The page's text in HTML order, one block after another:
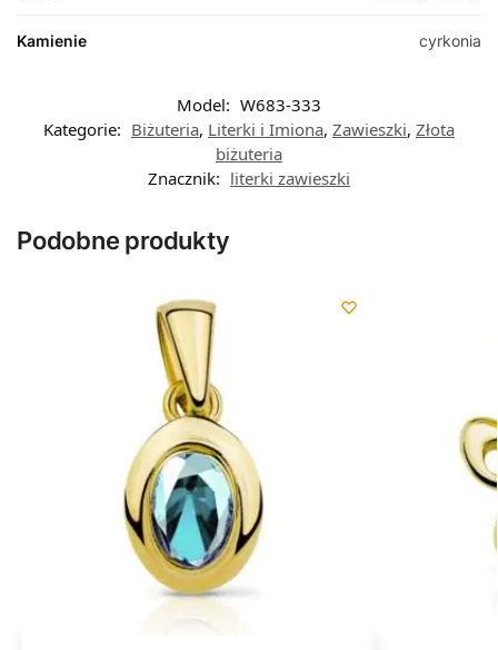
Kamienie cyrkonia
Model: W683-333
Kategorie: Biżuteria, Literki i Imiona, Zawieszki, Złota
biżuteria
Znacznik: literki zawieszki
Podobne produkty